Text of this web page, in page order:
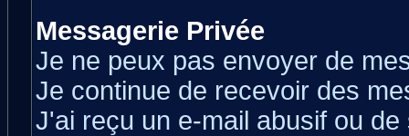
Messagerie Privée
Je ne peux pas envoyer de
Je continue de recevoir des
J'ai reçu un e-mail abusif ou